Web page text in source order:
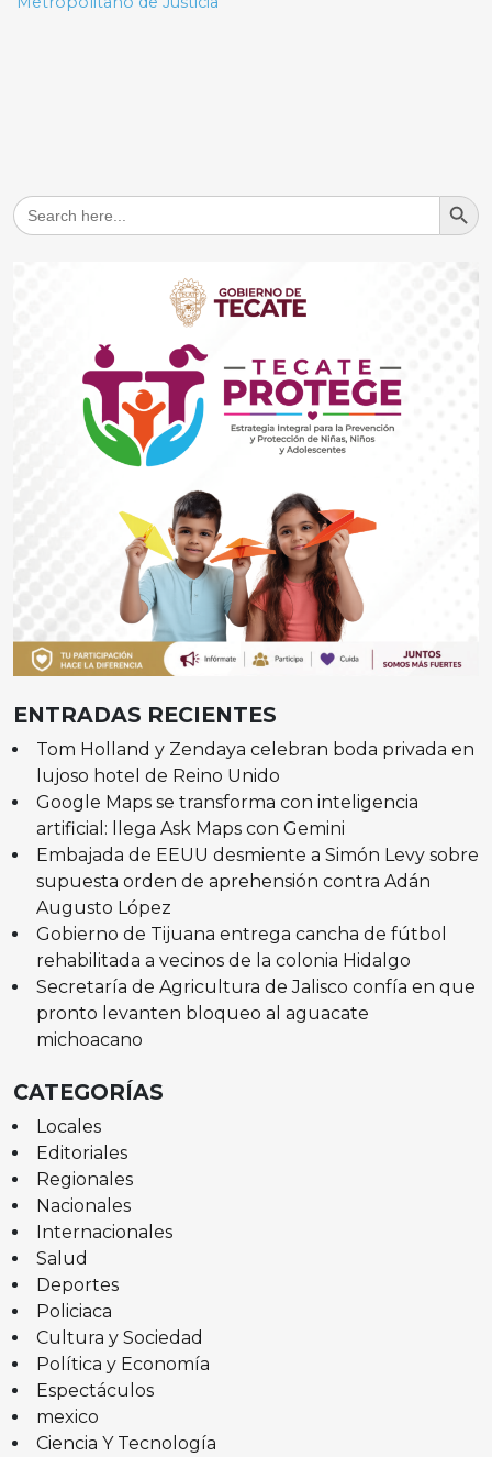
Search
for:
Search
ENTRADAS RECIENTES
Tom Holland y Zendaya celebran boda privada en
lujoso hotel de Reino Unido
Google Maps se transforma con inteligencia
artificial: llega Ask Maps con Gemini
Embajada de EEUU desmiente a Simón Levy sobre
supuesta orden de aprehensión contra Adán
Augusto López
Gobierno de Tijuana entrega cancha de fútbol
rehabilitada a vecinos de la colonia Hidalgo
Secretaría de Agricultura de Jalisco confía en que
pronto levanten bloqueo al aguacate
michoacano
CATEGORÍAS
Locales
Editoriales
Regionales
Nacionales
Internacionales
Salud
Deportes
Policiaca
Cultura y Sociedad
Política y Economía
Espectáculos
mexico
Ciencia Y Tecnología